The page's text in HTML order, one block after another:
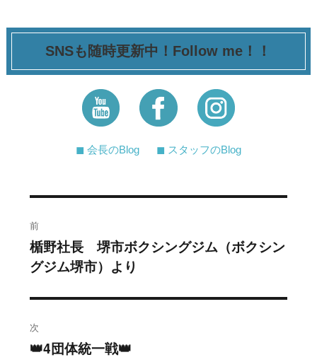
SNSも随時更新中！Follow me！！
◼︎ 会長のBlog ◼︎ スタッフのBlog
稿
ナ
ビ
ゲ
前
過
去
稿:
楯野社長 堺市ボクシングジム（ボクシン
グジム堺市）より
次
次
👑4団体統一戦👑